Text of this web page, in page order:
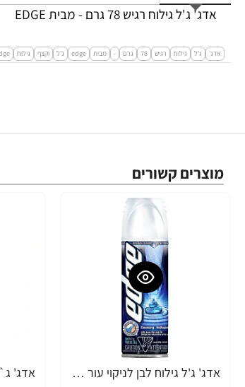
אדג' ג'ל גילוח רגיש 78 גרם - מבית EDGE
אדג' ג'ל גילוח רגיש 78 גרם - מבית edge ג'ל וקצף גילוח
מוצרים קשורים
אדג' ג'ל גילוח לבן לניקוי עור הפנים 198 גרם - מבית EDGE